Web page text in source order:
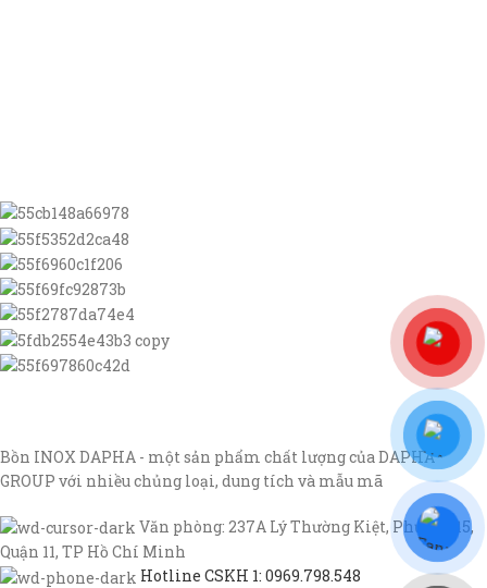
Bồn INOX DAPHA - một sản phẩm chất lượng của DAPHA
GROUP với nhiều chủng loại, dung tích và mẫu mã
Văn phòng: 237A Lý Thường Kiệt, Phường 15,
Quận 11, TP Hồ Chí Minh
Hotline CSKH 1: 0969.798.548